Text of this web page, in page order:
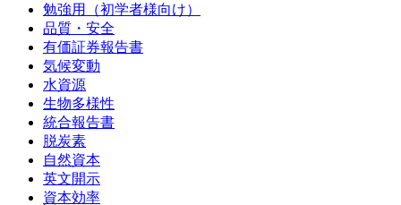
勉強用（初学者様向け）
品質・安全
有価証券報告書
気候変動
水資源
生物多様性
統合報告書
脱炭素
自然資本
英文開示
資本効率